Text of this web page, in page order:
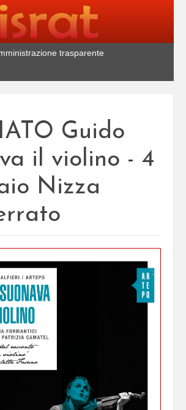
trasparente
Guido
il violino - 4
Nizza